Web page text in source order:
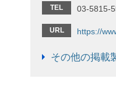
TEL 03-5815-
URL https://
その他の掲載